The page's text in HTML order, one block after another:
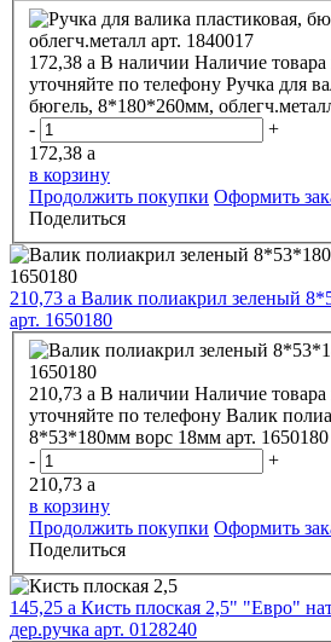
172,38 a В наличии Наличие товара
уточняйте по телефону Ручка для
-
+
172,38 a
в корзину
Продолжить покупки Оформить
Поделиться
210,73 a Валик полиакрил зеленый
арт. 1650180
210,73 a В наличии Наличие товара
уточняйте по телефону Валик
8*53*180мм ворс 18мм арт. 1650180
-
+
210,73 a
в корзину
Продолжить покупки Оформить
Поделиться
145,25 a Кисть плоская 2,5" "Евро"
дер.ручка арт. 0128240